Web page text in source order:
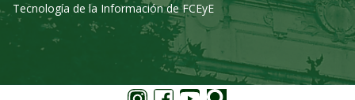
Tecnología de la Información de FCEyE